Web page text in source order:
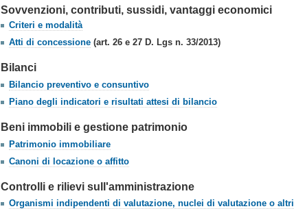
Sovvenzioni, contributi, sussidi, vantaggi economici
Criteri e modalità
Atti di concessione (art. 26 e 27 D. Lgs n. 33/2013)
Bilanci
Bilancio preventivo e consuntivo
Piano degli indicatori e risultati attesi di bilancio
Beni immobili e gestione patrimonio
Patrimonio immobiliare
Canoni di locazione o affitto
Controlli e rilievi sull'amministrazione
Organismi indipendenti di valutazione, nuclei di valutazione o